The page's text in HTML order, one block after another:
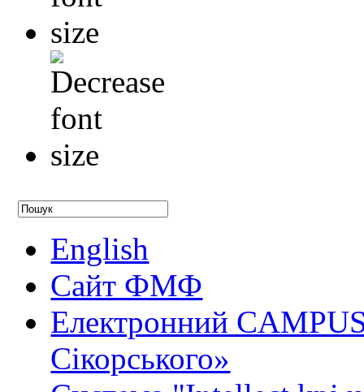
English
Сайт ФМФ
Електронний
Сікорського»